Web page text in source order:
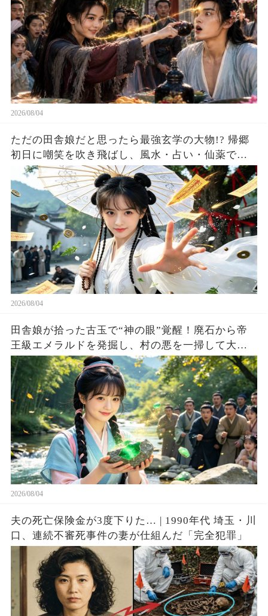
2026/08/04
ただの田舎娘だと思ったら最強玄学の大物!? 帰郷
初日に嘲笑を吹き飛ばし、風水・占い・仙薬で全
員が庇護を求める！
2026/08/04
田舎娘が拾った古玉で“神の眼”覚醒！廃石から帝
王級エメラルドを発掘し、村の悪を一掃して大富
豪へ成り上がる！
2026/08/04
夫の死亡保険金が3度下りた… | 1990年代 埼玉・川
口、連続不審死事件の妻が仕組んだ「完全犯罪」